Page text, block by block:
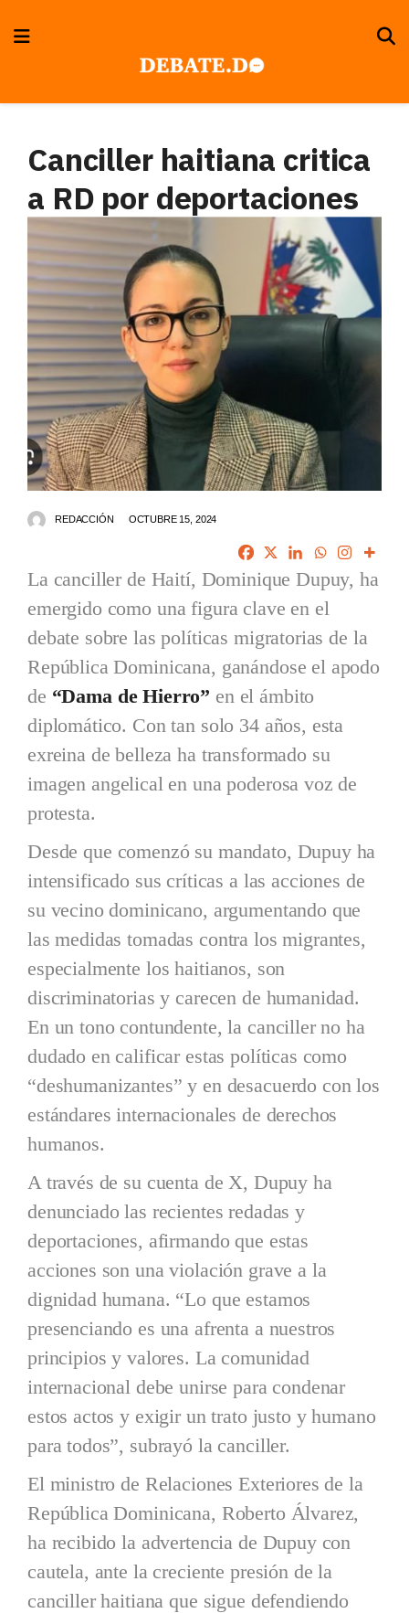
Canciller haitiana critica
a RD por deportaciones
REDACCIÓN OCTUBRE 15, 2024
La canciller de Haití, Dominique Dupuy, ha
emergido como una figura clave en el
debate sobre las políticas migratorias de la
República Dominicana, ganándose el apodo
de “Dama de Hierro” en el ámbito
diplomático. Con tan solo 34 años, esta
exreina de belleza ha transformado su
imagen angelical en una poderosa voz de
protesta.
Desde que comenzó su mandato, Dupuy ha
intensificado sus críticas a las acciones de
su vecino dominicano, argumentando que
las medidas tomadas contra los migrantes,
especialmente los haitianos, son
discriminatorias y carecen de humanidad.
En un tono contundente, la canciller no ha
dudado en calificar estas políticas como
“deshumanizantes” y en desacuerdo con los
estándares internacionales de derechos
humanos.
A través de su cuenta de X, Dupuy ha
denunciado las recientes redadas y
deportaciones, afirmando que estas
acciones son una violación grave a la
dignidad humana. “Lo que estamos
presenciando es una afrenta a nuestros
principios y valores. La comunidad
internacional debe unirse para condenar
estos actos y exigir un trato justo y humano
para todos”, subrayó la canciller.
El ministro de Relaciones Exteriores de la
República Dominicana, Roberto Álvarez,
ha recibido la advertencia de Dupuy con
cautela, ante la creciente presión de la
canciller haitiana que sigue defendiendo